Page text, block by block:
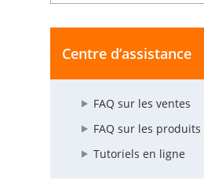
Centre d’assistance
FAQ sur les ventes
FAQ sur les produits
Tutoriels en ligne